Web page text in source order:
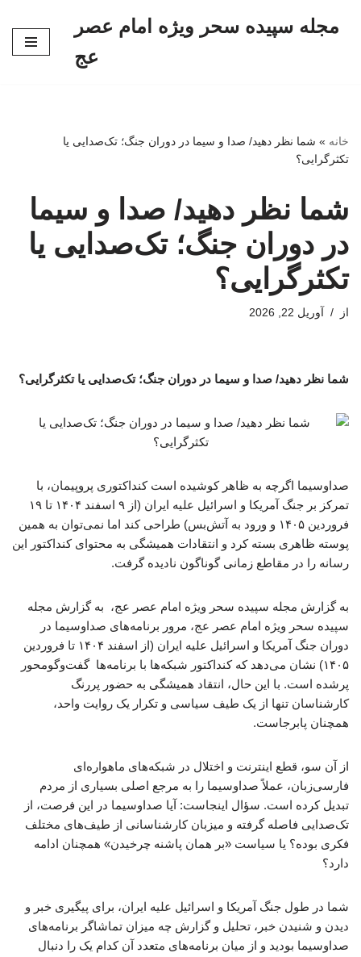
مجله سپیده سحر ویژه امام عصر
عج
خانه » شما نظر دهید/ صدا و سیما در دوران جنگ؛ تک‌صدایی یا
تکثرگرایی؟
شما نظر دهید/ صدا و سیما
در دوران جنگ؛ تک‌صدایی یا
تکثرگرایی؟
از آوریل 22, 2026
شما نظر دهید/ صدا و سیما در دوران جنگ؛ تک‌صدایی یا تکثرگرایی؟
صداوسیما اگرچه به ظاهر کوشیده است کنداکتوری پروپیمان، با
تمرکز بر جنگ آمریکا و اسرائیل علیه ایران (از ۹ اسفند ۱۴۰۴ تا ۱۹
فروردین ۱۴۰۵ و ورود به آتش‌بس) طراحی کند اما نمی‌توان به همین
پوسته ظاهری بسته کرد و انتقادات همیشگی به محتوای کنداکتور این
رسانه را در مقاطع زمانی گوناگون نادیده گرفت.
به گزارش مجله سپیده سحر ویژه امام عصر عج، به گزارش مجله
سپیده سحر ویژه امام عصر عج، مرور برنامه‌های صداوسیما در
دوران جنگ آمریکا و اسرائیل علیه ایران (از اسفند ۱۴۰۴ تا فروردین
۱۴۰۵) نشان می‌دهد که کنداکتور شبکه‌ها با برنامه‌ها گفت‌وگومحور
پرشده است. با این حال، انتقاد همیشگی به حضور پررنگ
کارشناسان تنها از یک طیف سیاسی و تکرار یک روایت واحد،
همچنان پابرجاست.
از آن سو، قطع اینترنت و اختلال در شبکه‌های ماهواره‌ای
فارسی‌زبان، عملاً صداوسیما را به مرجع اصلی بسیاری از مردم
تبدیل کرده است. سؤال اینجاست: آیا صداوسیما در این فرصت، از
تک‌صدایی فاصله گرفته و میزبان کارشناسانی از طیف‌های مختلف
فکری بوده؟ یا سیاست «بر همان پاشنه چرخیدن» همچنان ادامه
دارد؟
شما در طول جنگ آمریکا و اسرائیل علیه ایران، برای پیگیری خبر و
دیدن و شنیدن خبر، تحلیل و گزارش چه میزان تماشاگر برنامه‌های
صداوسیما بودید و از میان برنامه‌های متعدد آن کدام یک را دنبال